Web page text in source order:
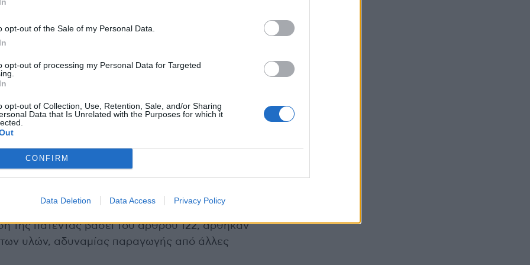
opt-out of the Sale of my Personal Data.
opt-out of processing my Personal Data for Targeted
opt-out of Collection, Use, Retention, Sale, and/or Sharing
Data that Is Unrelated with the Purposes for which it
CONFIRM
Data Deletion Data Access Privacy Policy
των εμβολίων, μειώνοντας το ρίσκο.
αν θα πρέπει να υπάρξει συνέχιση της
για την ανάπτυξη φαρμάκων για τον
κατά της covid, σημείωσε πως ο
αγαθού, δεν σημαίνει κατάσχεση στις
ώστε να υπάρξει συνεργασία με τις
από τον περασμένο Ιούλιο με όλες τις
& Johnson, Curevac ), τώρα θα είχαν
Επεσήμανε ακόμη ότι μόλις υπήρξε η
της πατέντας βάσει του άρθρου 122, άρθηκαν
υλών, αδυναμίας παραγωγής από άλλες